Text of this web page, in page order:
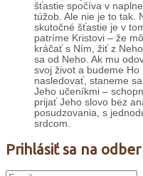
šťastie spočíva v
túžob. Ale nie je to tak.
skutočné šťastie je v
patríme Kristovi – že
kráčať s Ním, žiť z
sa od Neho. Ak mu
svoj život a budeme Ho
nasledovať, staneme
Jeho učeníkmi –
prijať Jeho slovo bez
posudzovania, s
srdcom.
Prihlásiť sa na odber